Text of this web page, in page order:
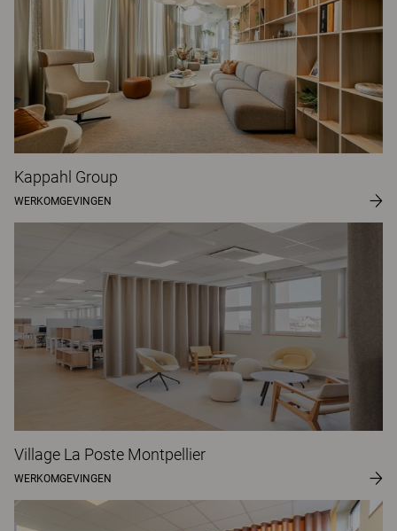
Kappahl Group
WERKOMGEVINGEN
Village La Poste Montpellier
WERKOMGEVINGEN